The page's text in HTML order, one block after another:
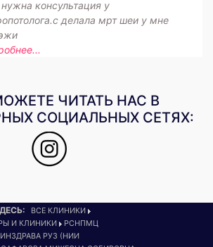
консультация у
делала мрт шеи у мне
ЧИТАТЬ НАС В
СОЦИАЛЬНЫХ СЕТЯХ:
ВСЕ КЛИНИКИ
И КЛИНИКИ
РСНПМЦ
РУЗ (НИИ